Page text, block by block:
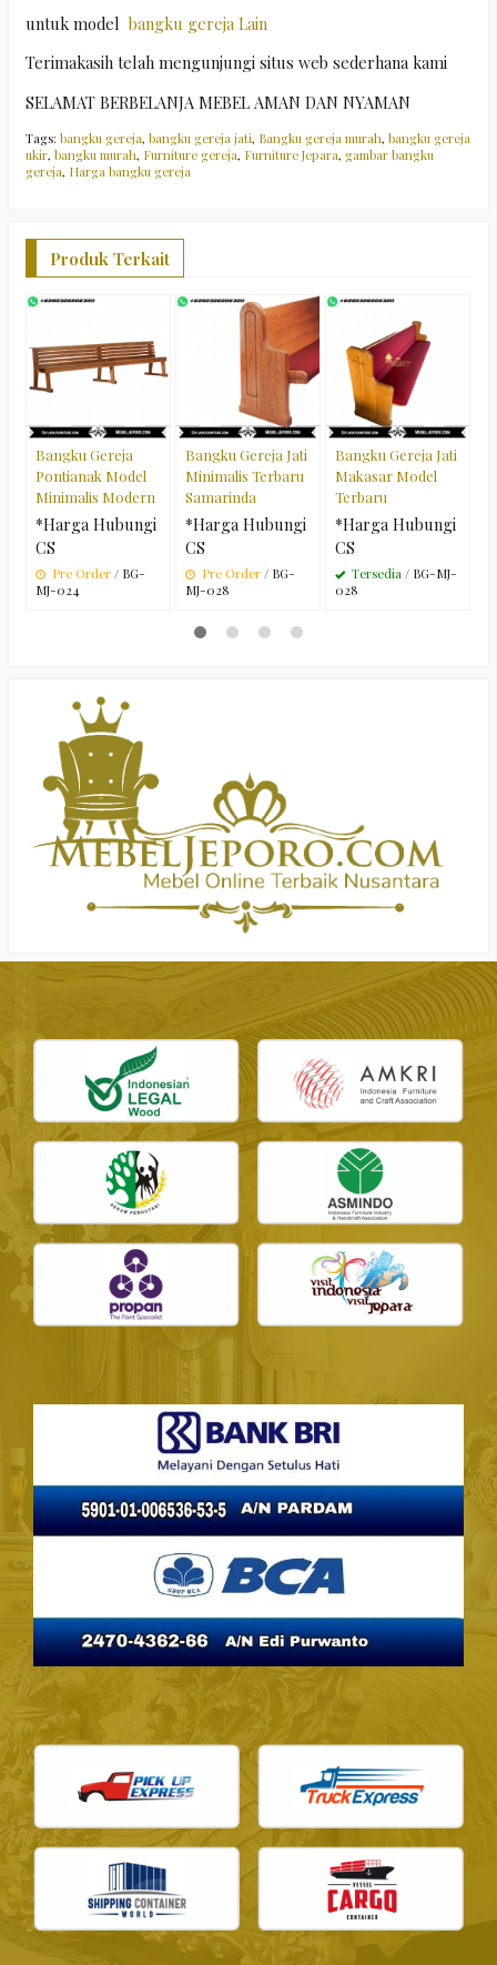
untuk modelbangku gereja Lain
Terimakasih telah mengunjungi situs web sederhana kami
SELAMAT BERBELANJA MEBEL AMAN DAN NYAMAN
Tags: bangku gereja, bangku gereja jati, Bangku gereja murah, bangku gereja
ukir, bangku murah, Furniture gereja, Furniture Jepara, gambar bangku
gereja, Harga bangku gereja
Produk Terkait
Bangku Gereja
Pontianak Model
Minimalis Modern
*Harga Hubungi
CS
Pre Order / BG-
MJ-024
Bangku Gereja Jati
Minimalis Terbaru
Samarinda
*Harga Hubungi
CS
Pre Order / BG-
MJ-028
Bangku Gereja Jati
Makasar Model
Terbaru
*Harga Hubungi
CS
Tersedia / BG-MJ-
028